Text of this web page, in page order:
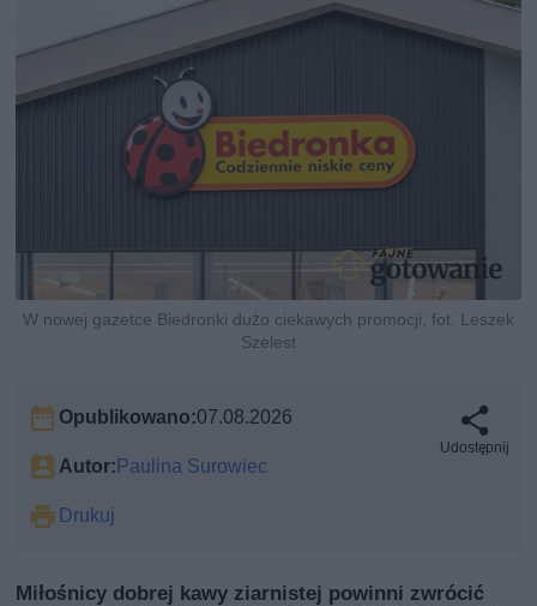
W nowej gazetce Biedronki dużo ciekawych promocji, fot. Leszek
Szelest
Opublikowano:07.08.2026
Autor:Paulina Surowiec
Drukuj
Udostępnij
Miłośnicy dobrej kawy ziarnistej powinni zwrócić